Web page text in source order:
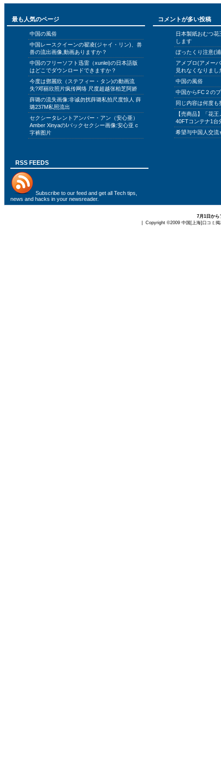
最も人気のページ
中国の風俗
中国レースクイーンの翟凌(ジャイ・リン)、兽
兽の流出画像,動画ありますか？
中国のフリーソフト迅雷（xunlei)の日本語版
はどこでダウンロードできますか？
今度は鄧麗欣（ステフィー・タン)の動画流
失?邓丽欣照片疯传网络 尺度超越张柏芝阿娇
薛璐の流失画像:非诚勿扰薛璐私拍尺度惊人 薛
璐237M私照流出
セクシータレントアンバー・アン（安心亜）
Amber XinyaのIバックセクシー画像:安心亚 c
字裤图片
コメントが多い投稿
日本製紙おむつ
します
ぼったくり注意(
アメブロ(アメー
見れなくなりまし
中国の風俗
中国からFC２の
同じ内容は何度
【売商品】「花
40FTコンテナ1台
希望与中国人交
RSS FEEDS
Subscribe to our feed and get all Tech tips,
news and hacks in your newsreader.
7月1日から
| Copyright ©2009 中国[上海]口コミ掲